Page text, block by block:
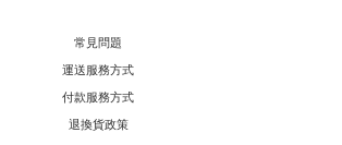
常見問題
運送服務方式
付款服務方式
退換貨政策